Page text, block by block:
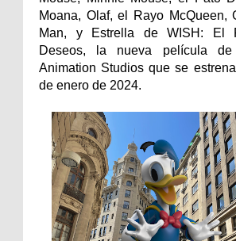
Moana, Olaf, el Rayo McQueen,
Man, y Estrella de WISH: El
Deseos, la nueva película
Animation Studios que se
de enero de 2024.